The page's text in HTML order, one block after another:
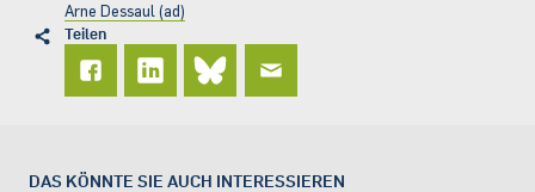
Arne Dessaul (ad)
Teilen
DAS KÖNNTE SIE AUCH INTERESSIEREN